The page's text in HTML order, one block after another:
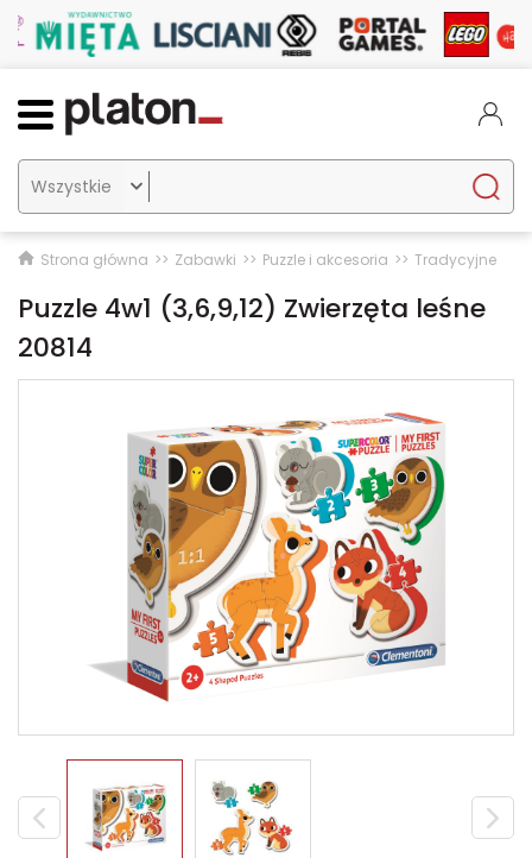

Strona główna Zabawki Puzzle i akcesoria Tradycyjne
Puzzle 4w1 (3,6,9,12) Zwierzęta leśne
20814